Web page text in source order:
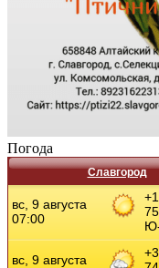
Погода
Славгород